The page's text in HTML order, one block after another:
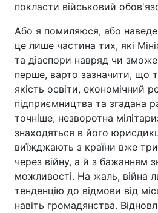
покласти військовий
Або я помиляюся, або
це лише частина тих, які
та діаспори навряд чи
перше, варто зазначити, що
якість освіти, економічний
підприємництва та згадана
точніше, незворотна
знаходяться в його
виїжджають з країни вже
через війну, а й з бажанням
можливості. На жаль, війна
тенденцію до відмови від
навіть громадянства.